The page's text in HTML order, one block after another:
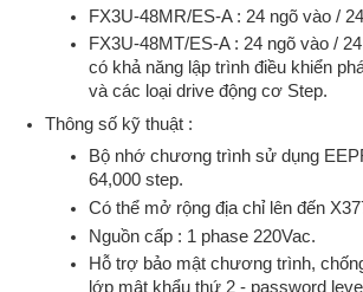
FX3U-48MR/ES-A : 24 ngõ vào /
FX3U-48MT/ES-A : 24 ngõ vào /
có khả năng lập trình điều khiển
và các loại drive động cơ Step.
Thông số kỹ thuật :
Bộ nhớ chương trình sử dụng
64,000 step.
Có thể mở rộng địa chỉ lên đến
Nguồn cấp : 1 phase 220Vac.
Hỗ trợ bảo mật chương trình,
lớp mật khẩu thứ 2 - password